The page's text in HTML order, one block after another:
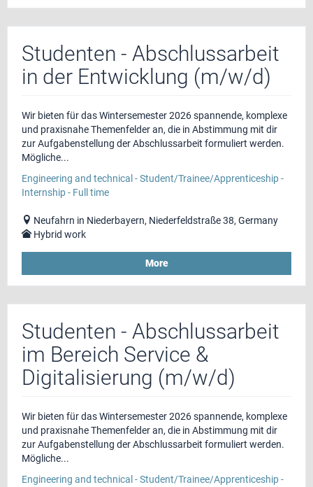
Studenten - Abschlussarbeit
in der Entwicklung (m/w/d)
Wir bieten für das Wintersemester 2026 spannende, komplexe
und praxisnahe Themenfelder an, die in Abstimmung mit dir
zur Aufgabenstellung der Abschlussarbeit formuliert werden.
Mögliche...
Engineering and technical - Student/Trainee/Apprenticeship -
Internship - Full time
Neufahrn in Niederbayern, Niederfeldstraße 38, Germany
Hybrid work
More
Studenten - Abschlussarbeit
im Bereich Service &
Digitalisierung (m/w/d)
Wir bieten für das Wintersemester 2026 spannende, komplexe
und praxisnahe Themenfelder an, die in Abstimmung mit dir
zur Aufgabenstellung der Abschlussarbeit formuliert werden.
Mögliche...
Engineering and technical - Student/Trainee/Apprenticeship -